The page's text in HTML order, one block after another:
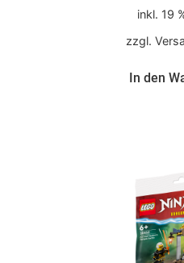
inkl. 19
zzgl.
In den